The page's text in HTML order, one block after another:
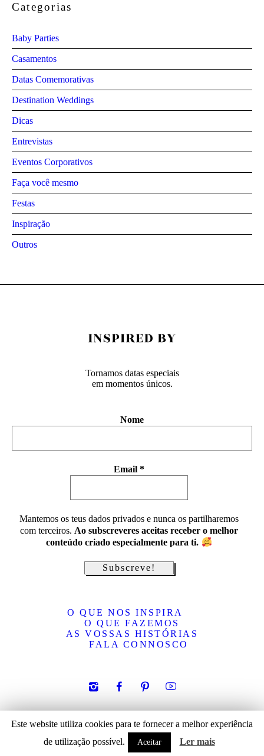
Categorias
Baby Parties
Casamentos
Datas Comemorativas
Destination Weddings
Dicas
Entrevistas
Eventos Corporativos
Faça você mesmo
Festas
Inspiração
Outros
Tornamos datas especiais
em momentos únicos.
Nome
Email *
Mantemos os teus dados privados e nunca os partilharemos
com terceiros. Ao subscreveres aceitas receber o melhor
conteúdo criado especialmente para ti.
O QUE NOS INSPIRA
O QUE FAZEMOS
AS VOSSAS HISTÓRIAS
FALA CONNOSCO
Política de privacidade/ © 2019 Inspired By. All rights reserved.
Este website utiliza cookies para te fornecer a melhor experiência
de utilização possível.
Aceitar Ler mais